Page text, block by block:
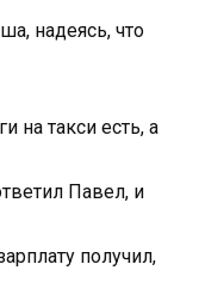
надеясь, что
на такси есть, а
Павел, и
получил,